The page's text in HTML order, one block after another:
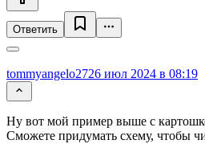
Ответить
tommyangelo2726 июл 2024 в 08:19
Ну вот мой пример выше с
Сможете придумать схему, чтобы